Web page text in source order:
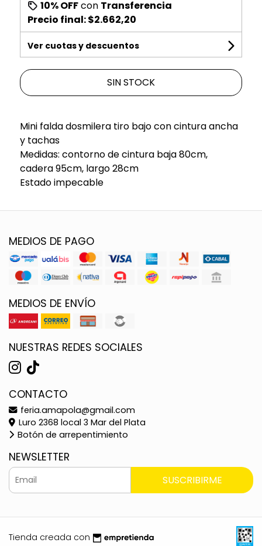
10% OFFcon Transferencia
Precio final:$2.662,20
Ver cuotas y descuentos
SIN STOCK
Mini falda dosmilera tiro bajo con cintura ancha
y tachas
Medidas: contorno de cintura baja 80cm,
cadera 95cm, largo 28cm
Estado impecable
MEDIOS DE PAGO
MEDIOS DE ENVÍO
NUESTRAS REDES SOCIALES
CONTACTO
feria.amapola@gmail.com
Luro 2368 local 3 Mar del Plata
Botón de arrepentimiento
NEWSLETTER
SUSCRIBIRME
Tienda creada con